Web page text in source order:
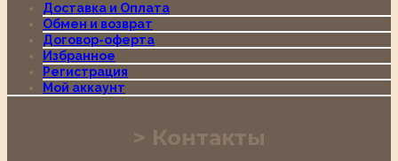
Доставка и Оплата
Обмен и возврат
Договор-оферта
Избранное
Регистрация
Мой аккаунт
Контакты